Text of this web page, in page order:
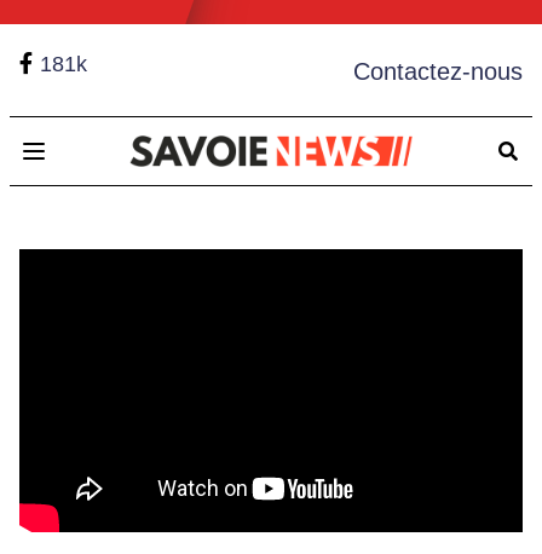
181k Contactez-nous
Open main menu